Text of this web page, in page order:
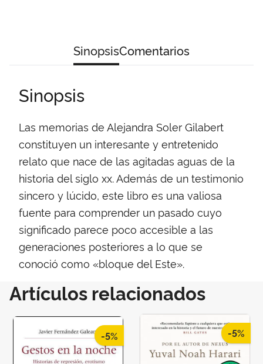
SinopsisComentarios
Sinopsis
Las memorias de Alejandra Soler Gilabert
constituyen un interesante y entretenido
relato que nace de las agitadas aguas de la
historia del siglo xx. Además de un testimonio
sincero y lúcido, este libro es una valiosa
fuente para comprender un pasado cuyo
significado parece poco accesible a las
generaciones posteriores a lo que se
conoció como «bloque del Este».
Artículos relacionados
-5% -5%